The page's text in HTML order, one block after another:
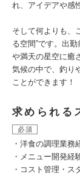
れ、アイデアや感
そして何よりも、
る空間”です。出
や満天の星空に癒
気候の中で、釣り
ことができます！
求められる
必須
・洋食の調理業務
・メニュー開発経
・コスト管理・